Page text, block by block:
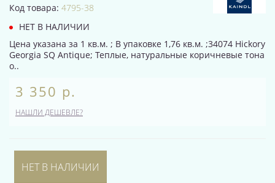
Код товара: 4795-38
НЕТ В НАЛИЧИИ
Цена указана за 1 кв.м. ; В упаковке 1,76 кв.м. ;34074 Hickory
Georgia SQ Antique; Теплые, натуральные коричневые тона
о..
3 350 р.
НАШЛИ ДЕШЕВЛЕ?
НЕТ В НАЛИЧИИ